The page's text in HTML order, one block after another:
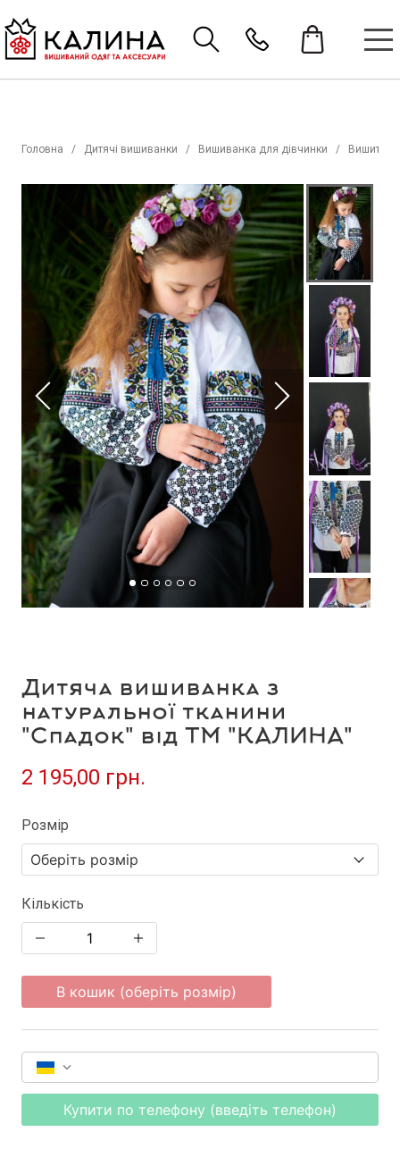
Головна Дитячі вишиванки Вишиванка для дівчинки Вишиті
Дитяча вишиванка з
натуральної тканини
"Спадок" від ТМ "КАЛИНА"
2 195,00 грн.
Розмір
Кількість
В кошик (оберіть розмір)
Купити по телефону (введіть телефон)